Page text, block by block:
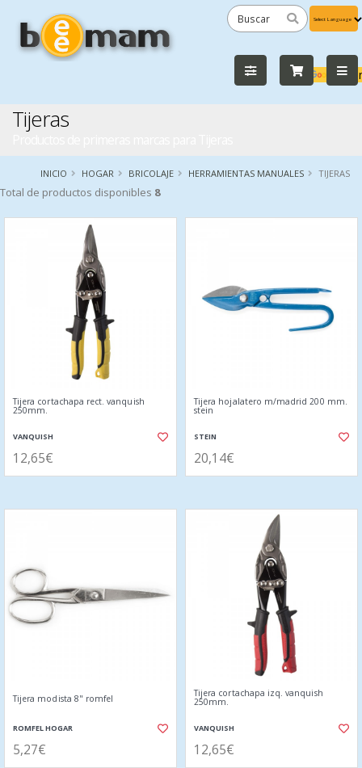
by
Tijeras
INICIO HOGAR BRICOLAJE HERRAMIENTAS MANUALES TIJERAS
Total de productos disponibles 8
Tijera cortachapa rect. vanquish
250mm.
VANQUISH
12,65€
Tijera hojalatero m/madrid 200 mm.
stein
STEIN
20,14€
Tijera modista 8" romfel
ROMFEL HOGAR
5,27€
Tijera cortachapa izq. vanquish
250mm.
VANQUISH
12,65€